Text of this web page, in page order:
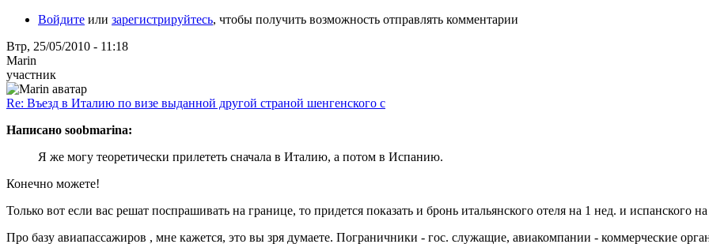
Войдите или зарегистрируйтесь, чтобы получить возможность отправлять комментарии
Втр, 25/05/2010 - 11:18
Marin
участник
Re: Въезд в Италию по визе выданной другой страной шенгенского с
Написано soobmarina:
Я же могу теоретически прилететь сначала в Италию, а потом в Испанию.
Конечно можете!
Только вот если вас решат поспрашивать на границе, то придется показать и бронь итальянского отеля на 1 нед. и испанского
Про базу авиапассажиров , мне кажется, это вы зря думаете. Пограничники - гос. служащие, авиакомпании - коммерческие